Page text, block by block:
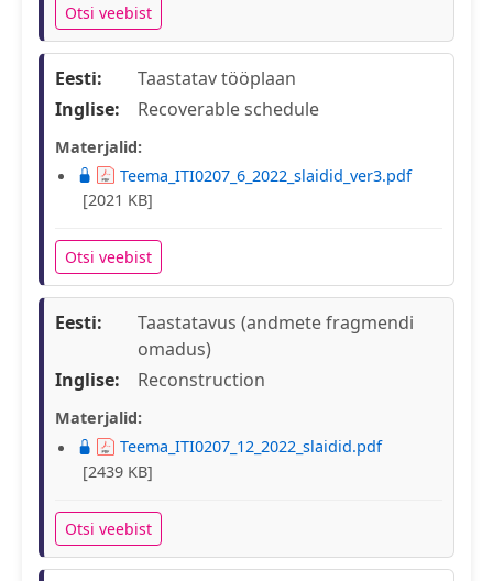
Otsi veebist
Eesti:
Taastatav tööplaan
Inglise:
Recoverable schedule
Materjalid:
Teema_ITI0207_6_2022_slaidid_ver3.pdf
[2021 KB]
Otsi veebist
Eesti:
Taastatavus (andmete fragmendi
omadus)
Inglise:
Reconstruction
Materjalid:
Teema_ITI0207_12_2022_slaidid.pdf
[2439 KB]
Otsi veebist